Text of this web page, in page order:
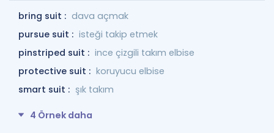
bring suit : dava açmak
pursue suit : isteği takip etmek
pinstriped suit : ince çizgili takım elbise
protective suit : koruyucu elbise
smart suit : şık takım
4 Örnek daha